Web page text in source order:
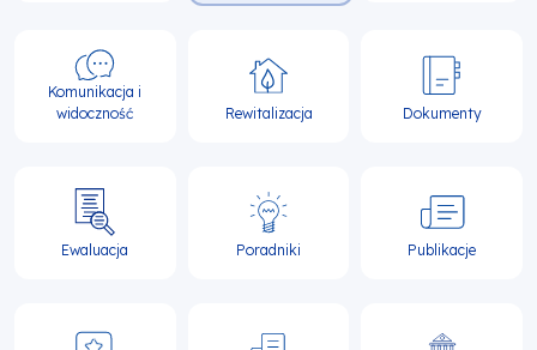
Komunikacja i
widoczność
Rewitalizacja Dokumenty
Ewaluacja Poradniki Publikacje